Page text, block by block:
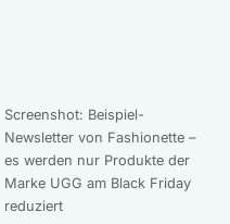
Screenshot: Beispiel-
Newsletter von Fashionette –
es werden nur Produkte der
Marke UGG am Black Friday
reduziert